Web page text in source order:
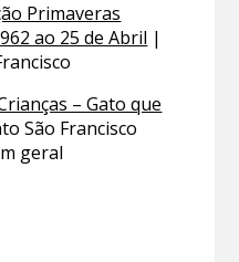
Primaveras
ao 25 de Abril |
– Gato que
São Francisco
geral